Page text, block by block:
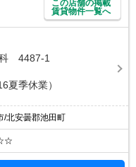
この店舗の掲載
賃貸物件一覧へ
4487-1
夏季休業）
/北安曇郡池田町